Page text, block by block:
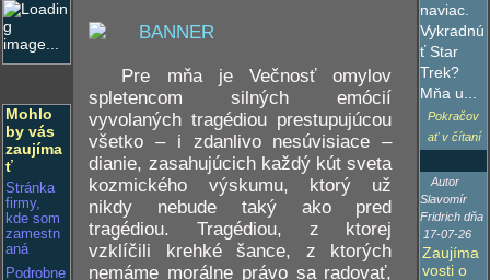
Mohlo
by vás
zaujíma
ť
Stránka
firmy,
kde som
zamestn
aná
Podrobne
Pre mňa je Večnosť omylov
spletencom silných emócií
vyvolaných tragédiou prestupujúcou
všetko – i zdanlivo nesúvisiace –
dianie, zasahujúcich každý kút sveta
kozmického výskumu, ktorý už
nikdy nebude taký ako pred
tragédiou. Tragédiou, z ktorej
vzklíčili krehké šance, z ktorých
nemáme morálne právo sa radovať,
naviac.
Vykradnú
ť Star
Trek?
Mňa u...
Pokračov
ať v čítaní
Autor
Slavomír
Fridrich dňa
17-07-26
Zaujíma
vosti o